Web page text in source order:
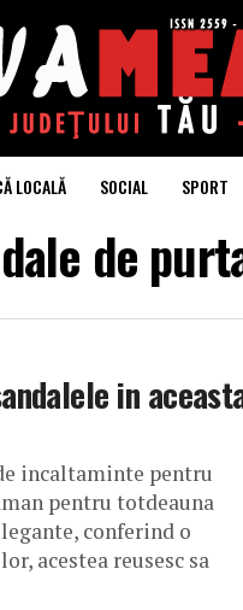
LOCALĂ SOCIAL SPORT
de
in
incaltaminte pentru
pentru totdeauna
conferind o
acestea reusesc sa